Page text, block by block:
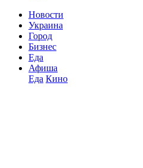
Новости
Украина
Город
Бизнес
Еда
Афиша
Еда Кино